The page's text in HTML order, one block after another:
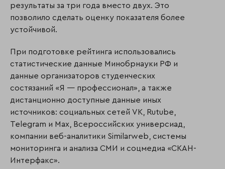
результаты за три года вместо двух. Это
позволило сделать оценку показателя более
устойчивой.
При подготовке рейтинга использовались
статистические данные Минобрнауки РФ и
данные организаторов студенческих
состязаний «Я — профессионал», а также
дистанционно доступные данные иных
источников: социальных сетей VK, Rutube,
Telegram и Mах, Всероссийских универсиад,
компании веб-аналитики Similarweb, системы
мониторинга и анализа СМИ и соцмедиа «СКАН-
Интерфакс».